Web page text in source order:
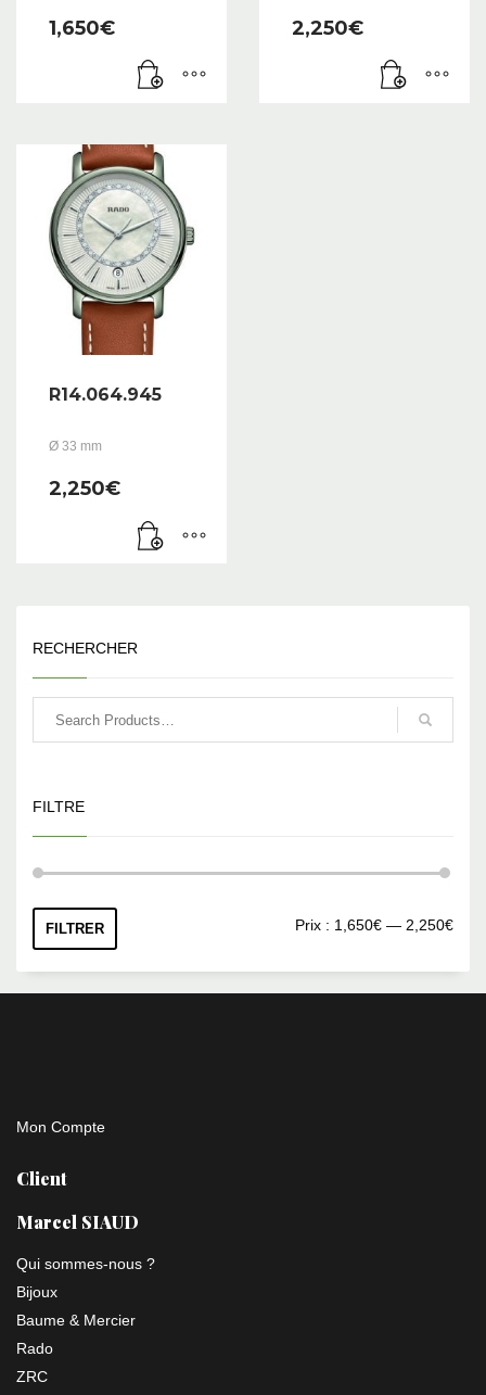
1,650€ 2,250€
R14.064.945
Ø 33 mm
2,250€
RECHERCHER
FILTRE
Prix
Prix
FILTRER Prix : 1,650€ — 2,250€
Mon Compte
Client
Marcel SIAUD
Qui sommes-nous ?
Bijoux
Baume & Mercier
Rado
ZRC